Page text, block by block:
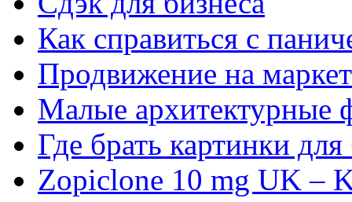
Как справиться с
Продвижение на
Малые архитектурные
Где брать картинки
Zopiclone 10 mg UK –